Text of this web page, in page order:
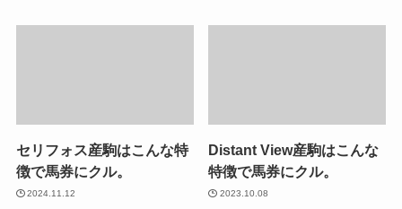
セリフォス産駒はこんな特
徴で馬券にクル。
2024.11.12
Distant View産駒はこんな
特徴で馬券にクル。
2023.10.08